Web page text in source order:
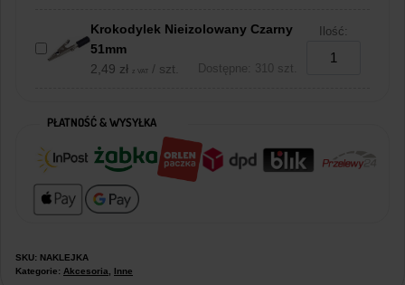
Krokodylek Nieizolowany Czarny
51mm
2,49 zł z VAT / szt. Dostępne: 310 szt.
Ilość:
PŁATNOŚĆ & WYSYŁKA
SKU: NAKLEJKA
Kategorie: Akcesoria Inne